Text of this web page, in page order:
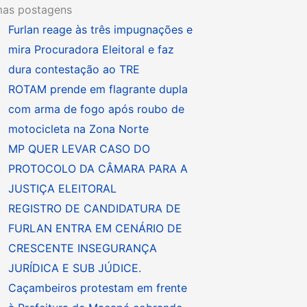
postagens
Furlan reage às três impugnações e
mira Procuradora Eleitoral e faz
dura contestação ao TRE
ROTAM prende em flagrante dupla
com arma de fogo após roubo de
motocicleta na Zona Norte
MP QUER LEVAR CASO DO
PROTOCOLO DA CÂMARA PARA A
JUSTIÇA ELEITORAL
REGISTRO DE CANDIDATURA DE
FURLAN ENTRA EM CENÁRIO DE
CRESCENTE INSEGURANÇA
JURÍDICA E SUB JÚDICE.
Caçambeiros protestam em frente